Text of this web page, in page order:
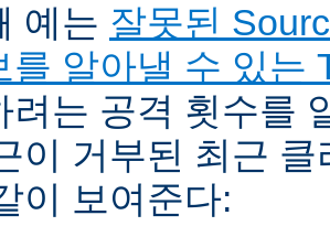
예는 잘못된
를 알아낼 수 있는
려는 공격 횟수를
이 거부된 최근
이 보여준다: